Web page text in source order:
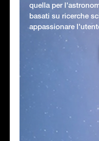
quella per
basati su ricerche
appassionare